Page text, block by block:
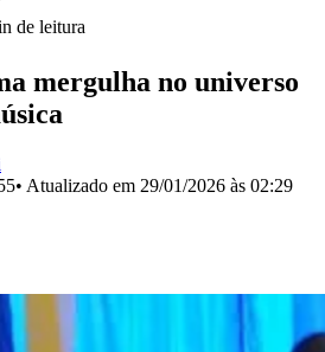
da sua região
CentroChácaras Marco Cidades da
Paulista Jardim Reginalice
Jardim São
São Silvestre
de leitura
mergulha no universo
• Atualizado em 29/01/2026 às 02:29